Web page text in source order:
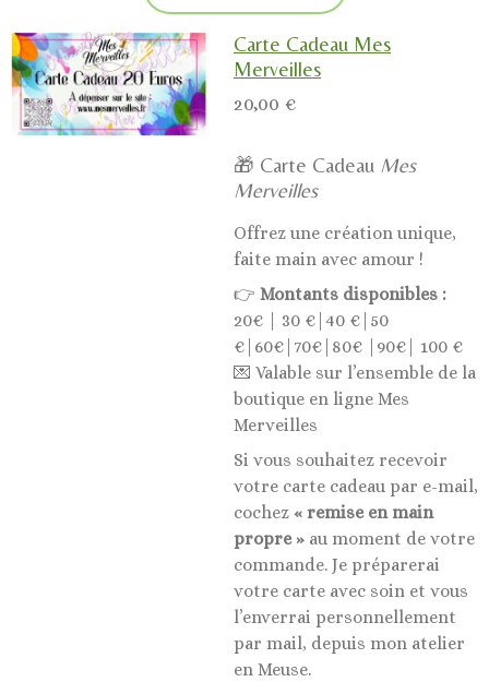
Carte Cadeau Mes
Merveilles
20,00 €
🎁 Carte Cadeau Mes
Merveilles
Offrez une création unique,
faite main avec amour !
👉 Montants disponibles :
20€ | 30 €|40 €|50
€|60€|70€|80€ |90€| 100 €
💌 Valable sur l’ensemble de la
boutique en ligne Mes
Merveilles
Si vous souhaitez recevoir
votre carte cadeau par e-mail,
cochez « remise en main
propre » au moment de votre
commande. Je préparerai
votre carte avec soin et vous
l’enverrai personnellement
par mail, depuis mon atelier
en Meuse.